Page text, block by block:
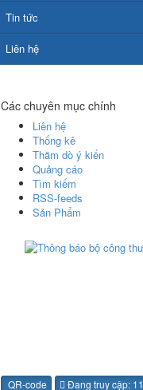
Tin tức
Liên hệ
Các chuyên mục chính
Liên hệ
Thống kê
Thăm dò ý kiến
Quảng cáo
Tìm kiếm
RSS-feeds
Sản Phẩm
QR-code Đang truy cập: 11